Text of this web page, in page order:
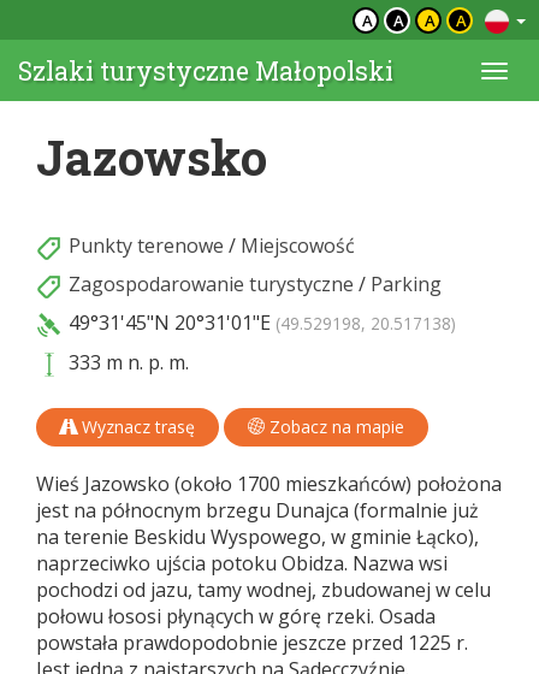
A A A A
Szlaki turystyczne Małopolski
Jazowsko
Punkty terenowe / Miejscowość
Zagospodarowanie turystyczne / Parking
49°31'45"N 20°31'01"E (49.529198, 20.517138)
333 m n. p. m.
Wyznacz trasę Zobacz na mapie
Wieś Jazowsko (około 1700 mieszkańców) położona
jest na północnym brzegu Dunajca (formalnie już
na terenie Beskidu Wyspowego, w gminie Łącko),
naprzeciwko ujścia potoku Obidza. Nazwa wsi
pochodzi od jazu, tamy wodnej, zbudowanej w celu
połowu łososi płynących w górę rzeki. Osada
powstała prawdopodobnie jeszcze przed 1225 r.